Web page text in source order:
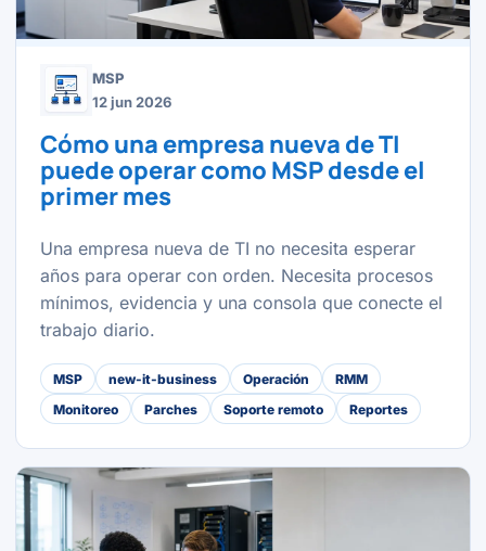
MSP
12 jun 2026
Cómo una empresa nueva de TI
puede operar como MSP desde el
primer mes
Una empresa nueva de TI no necesita esperar
años para operar con orden. Necesita procesos
mínimos, evidencia y una consola que conecte el
trabajo diario.
MSP new-it-business Operación
RMM
Monitoreo
Parches Soporte remoto Reportes